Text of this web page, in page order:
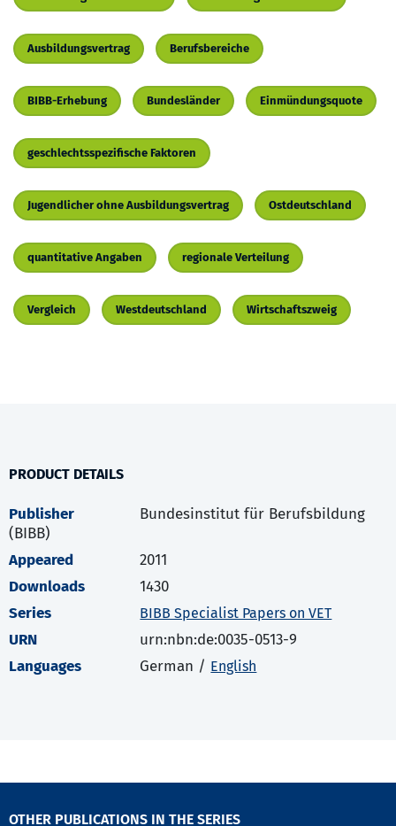
Ausbildungsvertrag Berufsbereiche
BIBB-Erhebung Bundesländer Einmündungsquote
geschlechtsspezifische Faktoren
Jugendlicher ohne Ausbildungsvertrag Ostdeutschland
quantitative Angaben regionale Verteilung
Vergleich Westdeutschland Wirtschaftszweig
PRODUCT DETAILS
Publisher
Bundesinstitut für Berufsbildung
(BIBB)
Appeared
2011
Downloads
1430
Series
BIBB Specialist Papers on VET
URN
urn:nbn:de:0035-0513-9
Languages
German / English
OTHER PUBLICATIONS IN THE SERIES